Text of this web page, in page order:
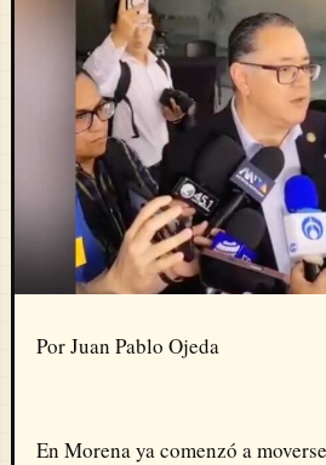
Por Juan Pablo Ojeda
En Morena ya comenzó a